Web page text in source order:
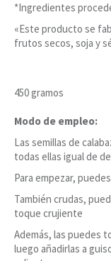
*Ingredientes
«Este producto se
frutos secos, soja y
450 gramos
Modo de empleo:
Las semillas de
todas ellas igual de
Para empezar,
También crudas,
toque crujiente
Además, las puedes
luego añadirlas a